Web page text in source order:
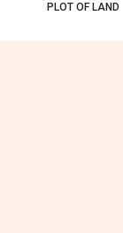
PLOT OF LAND